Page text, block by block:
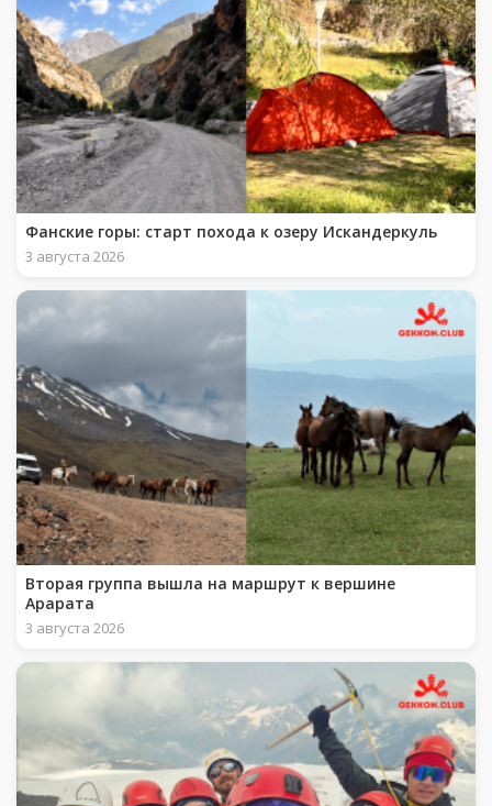
Фанские горы: старт похода к озеру Искандеркуль
3 августа 2026
Вторая группа вышла на маршрут к вершине
Арарата
3 августа 2026